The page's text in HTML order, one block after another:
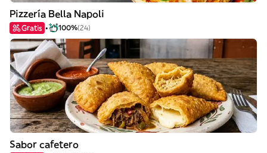
Pizzería Bella Napoli
Gratis 100%(24)
Sabor cafetero